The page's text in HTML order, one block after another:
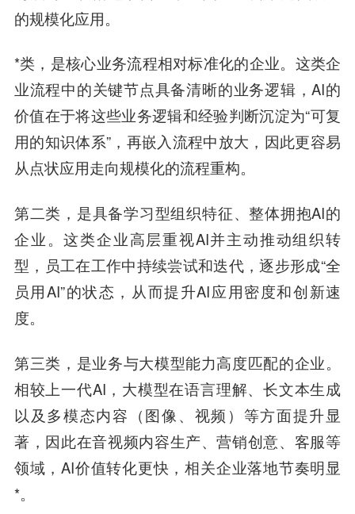
的规模化应用。
*类，是核心业务流程相对标准化的企业。这类企
业流程中的关键节点具备清晰的业务逻辑，AI的
价值在于将这些业务逻辑和经验判断沉淀为“可复
用的知识体系”，再嵌入流程中放大，因此更容易
从点状应用走向规模化的流程重构。
第二类，是具备学习型组织特征、整体拥抱AI的
企业。这类企业高层重视AI并主动推动组织转
型，员工在工作中持续尝试和迭代，逐步形成“全
员用AI”的状态，从而提升AI应用密度和创新速
度。
第三类，是业务与大模型能力高度匹配的企业。
相较上一代AI，大模型在语言理解、长文本生成
以及多模态内容（图像、视频）等方面提升显
著，因此在音视频内容生产、营销创意、客服等
领域，AI价值转化更快，相关企业落地节奏明显
*。